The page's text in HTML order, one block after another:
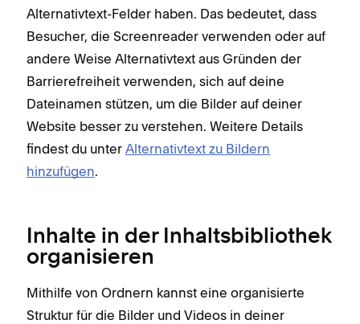
Alternativtext-Felder haben. Das bedeutet, dass
Besucher, die Screenreader verwenden oder auf
andere Weise Alternativtext aus Gründen der
Barrierefreiheit verwenden, sich auf deine
Dateinamen stützen, um die Bilder auf deiner
Website besser zu verstehen. Weitere Details
findest du unter Alternativtext zu Bildern
hinzufügen.
Inhalte in der Inhaltsbibliothek
organisieren
Mithilfe von Ordnern kannst eine organisierte
Struktur für die Bilder und Videos in deiner